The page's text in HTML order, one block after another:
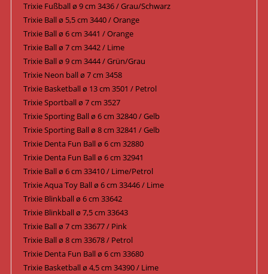
Trixie Fußball ø 9 cm 3436 / Grau/Schwarz
Trixie Ball ø 5,5 cm 3440 / Orange
Trixie Ball ø 6 cm 3441 / Orange
Trixie Ball ø 7 cm 3442 / Lime
Trixie Ball ø 9 cm 3444 / Grün/Grau
Trixie Neon ball ø 7 cm 3458
Trixie Basketball ø 13 cm 3501 / Petrol
Trixie Sportball ø 7 cm 3527
Trixie Sporting Ball ø 6 cm 32840 / Gelb
Trixie Sporting Ball ø 8 cm 32841 / Gelb
Trixie Denta Fun Ball ø 6 cm 32880
Trixie Denta Fun Ball ø 6 cm 32941
Trixie Ball ø 6 cm 33410 / Lime/Petrol
Trixie Aqua Toy Ball ø 6 cm 33446 / Lime
Trixie Blinkball ø 6 cm 33642
Trixie Blinkball ø 7,5 cm 33643
Trixie Ball ø 7 cm 33677 / Pink
Trixie Ball ø 8 cm 33678 / Petrol
Trixie Denta Fun Ball ø 6 cm 33680
Trixie Basketball ø 4,5 cm 34390 / Lime